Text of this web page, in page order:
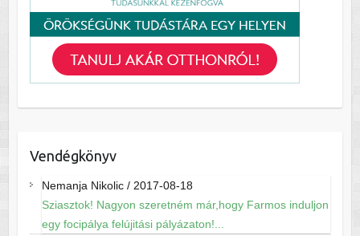
Vendégkönyv
Nemanja Nikolic/ 2017-08-18
Sziasztok! Nagyon szeretném már,hogy Farmos induljon
egy focipálya felújitási pályázaton!...